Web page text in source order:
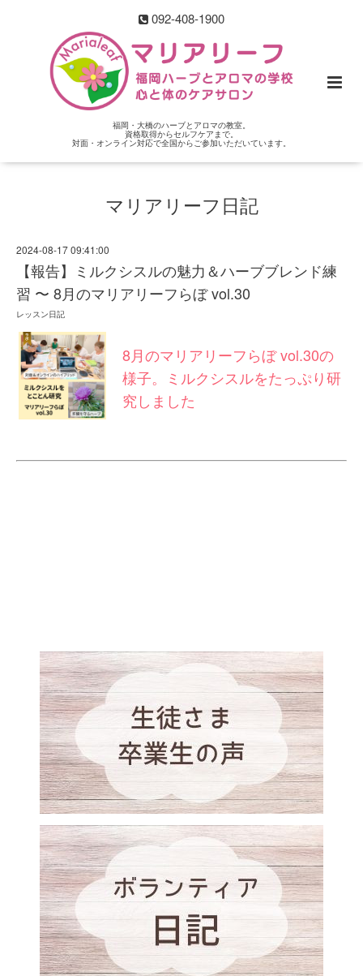
092-408-1900
福岡・大橋のハーブとアロマの教室。
資格取得からセルフケアまで。
対面・オンライン対応で全国からご参加いただいています。
マリアリーフ日記
2024-08-17 09:41:00
【報告】ミルクシスルの魅力＆ハーブブレンド練
習 〜 8月のマリアリーフらぼ vol.30
レッスン日記
8月のマリアリーフらぼ vol.30の
様子。ミルクシスルをたっぷり研
究しました